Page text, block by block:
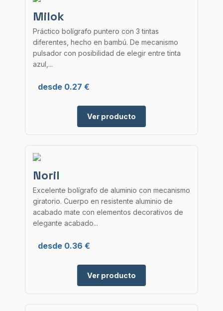
Milok
Práctico bolígrafo puntero con 3 tintas
diferentes, hecho en bambú. De mecanismo
pulsador con posibilidad de elegir entre tinta
azul,...
desde 0.27 €
Ver producto
Noril
Excelente bolígrafo de aluminio con mecanismo
giratorio. Cuerpo en resistente aluminio de
acabado mate con elementos decorativos de
elegante acabado...
desde 0.36 €
Ver producto